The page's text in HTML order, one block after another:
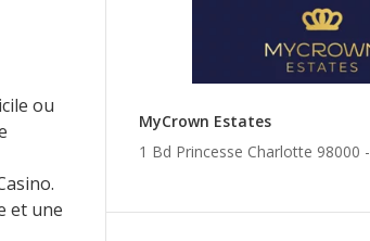
MyCrown Estates
1 Bd Princesse Charlotte 98000 -
ou
et une